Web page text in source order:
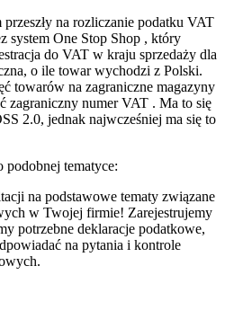
na rozliczanie podatku VAT
system One Stop Shop , który
do VAT w kraju sprzedaży dla
o ile towar wychodzi z Polski.
towarów na zagraniczne magazyny
zagraniczny numer VAT . Ma to się
2.0, jednak najwcześniej ma się to
podobnej tematyce:
na podstawowe tematy związane
w Twojej firmie! Zarejestrujemy
potrzebne deklaracje podatkowe,
na pytania i kontrole